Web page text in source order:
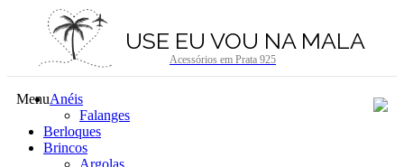
USE EU VOU NA MALA
Acessórios em Prata 925
MenuAnéis
Falanges
Berloques
Brincos
Argolas